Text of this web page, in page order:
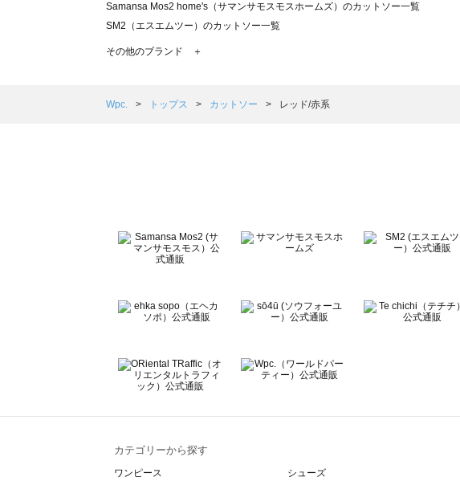
Samansa Mos2 home's（サマンサモスモスホームズ）のカットソー一覧
SM2（エスエムツー）のカットソー一覧
TSUHARU by Samansa Mos2（ツハルバイサマンサモスモス）のカットソー一覧
Samansa Mos2 Lagom（サマンサモスモス ラーゴム）のカットソー一覧
BETTY'S BLUE（べティーズブルー）のカットソー一覧
Wpc.（ワールドパーティー）のカットソー一覧
その他のブランド ＋
Wpc. トップス カットソー レッド/赤系
カテゴリーから探す
ワンピース シューズ